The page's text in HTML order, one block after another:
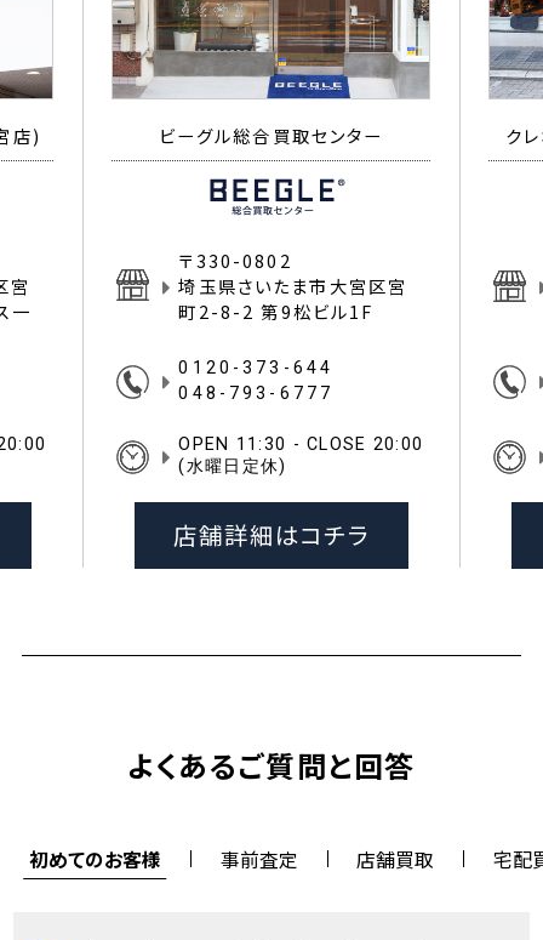
店)
宮
一
ビーグル総合買取センター
〒330-0802
埼玉県さいたま市大宮区宮
町2-8-2 第9松ビル1F
0120-373-644
048-793-6777
OPEN 11:30 - CLOSE 20:00
(水曜日定休)
店舗詳細はコチラ
ク
よくあるご質問と回答
初めてのお客様 事前査定 店舗買取 宅配